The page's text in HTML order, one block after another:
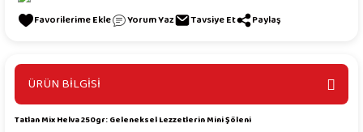
Yorum Yaz Tavsiye Et Paylaş
ÜRÜN BİLGİSİ
Tatlan Mix Helva 250gr: Geleneksel Lezzetlerin Mini Şöleni